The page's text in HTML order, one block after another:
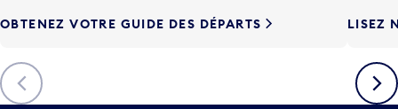
F
è
c
Précédent
OBTENEZ VOTRE GUIDE DES DÉPARTS LISEZ